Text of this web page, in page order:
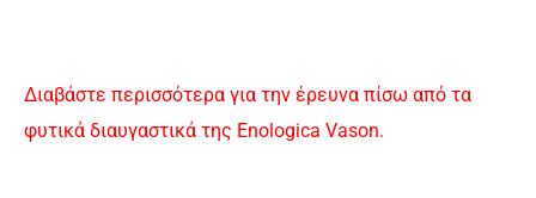
Διαβάστε περισσότερα για την έρευνα πίσω από τα
φυτικά διαυγαστικά της Enologica Vason.